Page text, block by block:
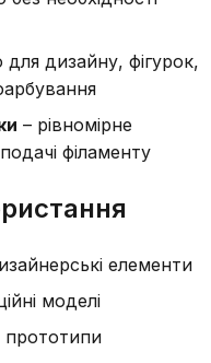
для дизайну, фігурок,
– рівномірне
філаменту
елементи
моделі
прототипи